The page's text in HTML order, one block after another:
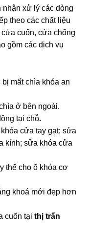
nhận xử lý các dòng
theo các chất liệu
cuốn, cửa chống
gồm các dịch vụ
mất chìa khóa an
ở bên ngoài.
tại chỗ.
cửa tay gạt; sửa
kính; sửa khóa cửa
thế cho ổ khóa cơ
khoá mới đẹp hơn
cuốn tạithị trấn